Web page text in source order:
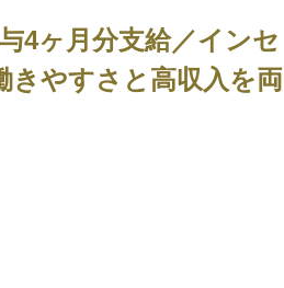
4ヶ月分支給／インセ
きやすさと高収入を両